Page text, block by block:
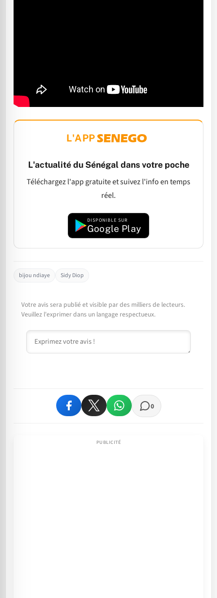
L'APP
L'actualité du Sénégal dans votre poche
Téléchargez l'app gratuite et suivez l'info en temps
réel.
DISPONIBLE SUR
Google Play
bijou ndiaye Sidy Diop
Votre avis sera publié et visible par des milliers de lecteurs.
Veuillez l'exprimer dans un langage respectueux.
Commentaire
0